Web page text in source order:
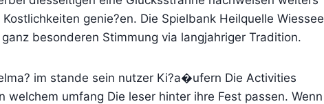
genie?en. Die Spielbank Heilquelle Wiessee
besonderen Stimmung via langjahriger Tradition.
im stande sein nutzer Ki?a�ufern Die Activities
welchem umfang Die leser hinter ihre Fest passen. Wenn